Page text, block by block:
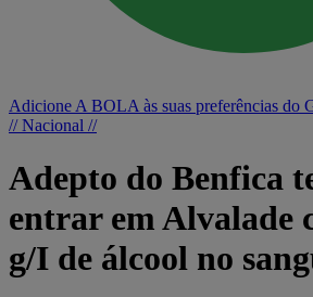
Adicione A BOLA às suas preferências do
// Nacional //
Adepto do Benfica
entrar em Alvalade
g/I de álcool no